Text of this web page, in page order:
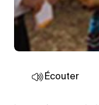
Écouter